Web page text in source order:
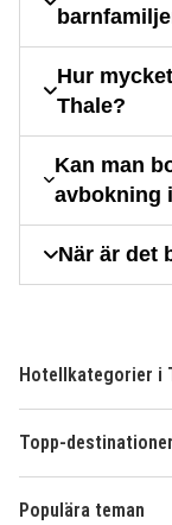
Hur
Thale?
Kan man
avbokning
När är det
Hotellkategorier i
Topp-destinationer
Populära teman